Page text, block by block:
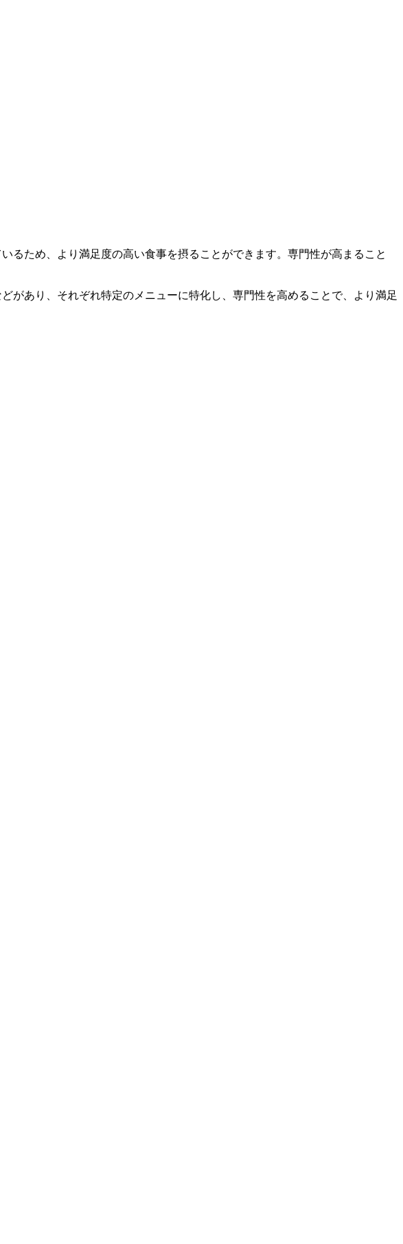
るため、より満足度の高い食事を摂ることができます。専門性が高まること
があり、それぞれ特定のメニューに特化し、専門性を高めることで、より満足